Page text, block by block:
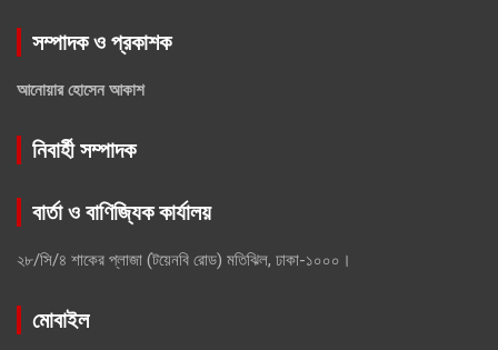
সম্পাদক ও প্রকাশক
আনোয়ার হোসেন আকাশ
নিবার্হী সম্পাদক
বার্তা ও বাণিজ্যিক কার্যালয়
২৮/সি/৪ শাকের প্লাজা (টয়েনবি রোড) মতিঝিল, ঢাকা-১০০০।
মোবাইল